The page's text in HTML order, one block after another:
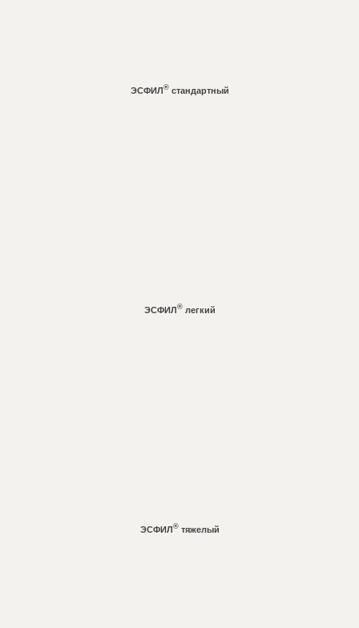
ЭСФИЛ®стандартный
ЭСФИЛ®легкий
ЭСФИЛ®тяжелый